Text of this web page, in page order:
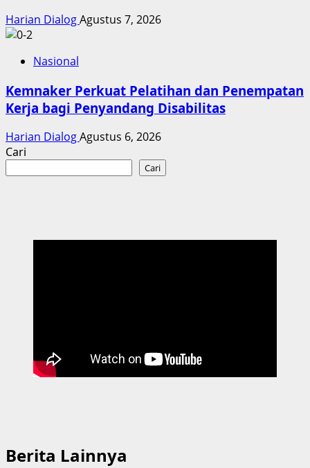
Harian DialogAgustus 7, 2026
Nasional
Kemnaker Perkuat Pelatihan dan Penempatan
Kerja bagi Penyandang Disabilitas
Harian DialogAgustus 6, 2026
Cari
Cari
Berita Lainnya